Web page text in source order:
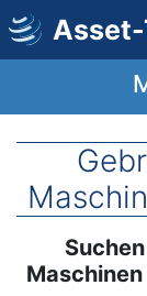
Direkt
zum
Inhalt
Description